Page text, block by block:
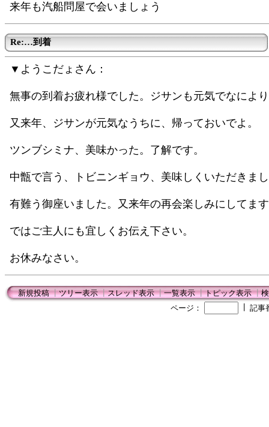
来年も汽船問屋で会いましょう
Re:…到着
▼ようこだょさん：
無事の到着お疲れ様でした。ジサンも元気でなによ
又来年、ジサンが元気なうちに、帰っておいでよ。
ツンブシミナ、美味かった。了解です。
中甑で言う、トビニンギョウ、美味しくいただきま
有難う御座いました。又来年の再会楽しみにしてま
ではご主人にも宜しくお伝え下さい。
お休みなさい。
新規投稿┃ツリー表示┃スレッド表示┃一覧表示┃トピック表示┃
ページ：
記事